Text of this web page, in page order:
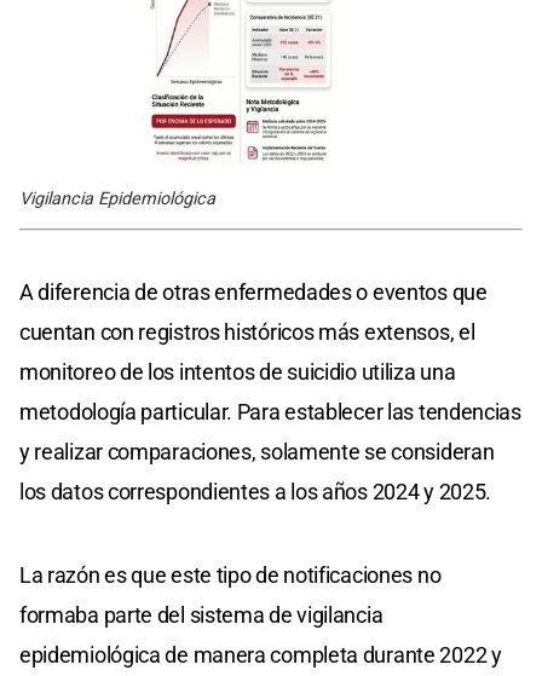
Vigilancia Epidemiológica
A diferencia de otras enfermedades o eventos que
cuentan con registros históricos más extensos, el
monitoreo de los intentos de suicidio utiliza una
metodología particular. Para establecer las tendencias
y realizar comparaciones, solamente se consideran
los datos correspondientes a los años 2024 y 2025.
La razón es que este tipo de notificaciones no
formaba parte del sistema de vigilancia
epidemiológica de manera completa durante 2022 y